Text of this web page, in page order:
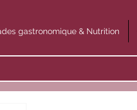
gastronomique & Nutrition